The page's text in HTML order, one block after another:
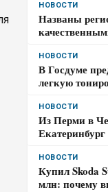
НОВОСТИ
Названы
НОВОСТИ
В Госдуме
легкую
НОВОСТИ
Из Перми в
Екатеринбург
могут занять
кажется
НОВОСТИ
Купил Skoda
млн: почему